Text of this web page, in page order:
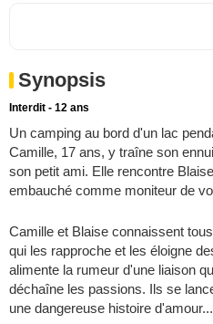
Synopsis
Interdit - 12 ans
Un camping au bord d'un lac
Camille, 17 ans, y traîne son
son petit ami. Elle rencontre
embauché comme moniteur de
Camille et Blaise connaissent
qui les rapproche et les éloigne
alimente la rumeur d'une liaison
déchaîne les passions. Ils se
une dangereuse histoire d'amour...